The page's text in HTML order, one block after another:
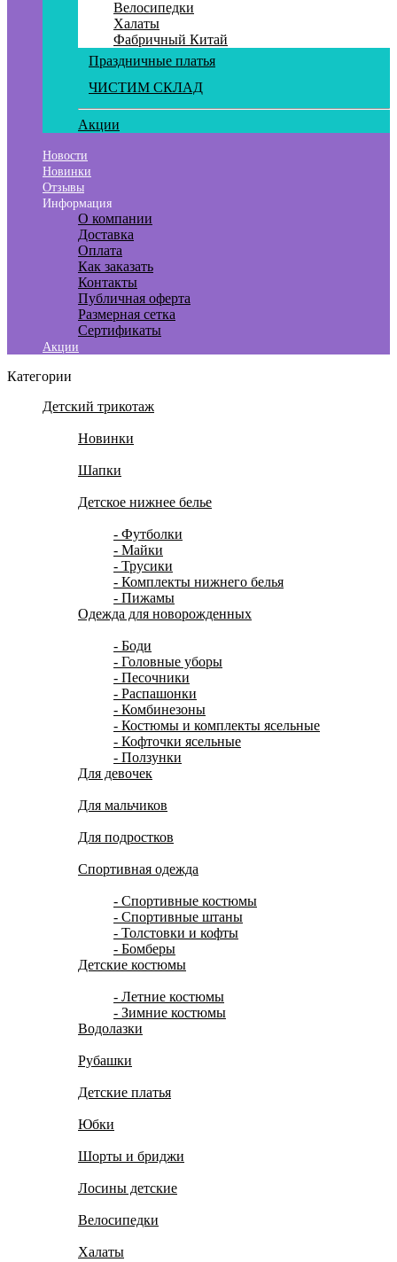
Велосипедки
Халаты
Фабричный Китай
Праздничные платья
ЧИСТИМ СКЛАД
Акции
Новости
Новинки
Отзывы
Информация
О компании
Доставка
Оплата
Как заказать
Контакты
Публичная оферта
Размерная сетка
Сертификаты
Акции
Категории
Детский трикотаж
Новинки
Шапки
Детское нижнее белье
- Футболки
- Майки
- Трусики
- Комплекты нижнего белья
- Пижамы
Одежда для новорожденных
- Боди
- Головные уборы
- Песочники
- Распашонки
- Комбинезоны
- Костюмы и комплекты ясельные
- Кофточки ясельные
- Ползунки
Для девочек
Для мальчиков
Для подростков
Спортивная одежда
- Спортивные костюмы
- Спортивные штаны
- Толстовки и кофты
- Бомберы
Детские костюмы
- Летние костюмы
- Зимние костюмы
Водолазки
Рубашки
Детские платья
Юбки
Шорты и бриджи
Лосины детские
Велосипедки
Халаты